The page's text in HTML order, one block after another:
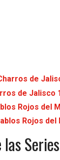
de
de Jalisco
Rojos del
Rojos